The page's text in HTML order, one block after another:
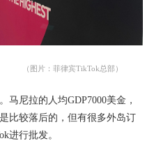
总部）
马尼拉的人均GDP7000美金，
比较落后的，但有很多外岛订
进行批发。